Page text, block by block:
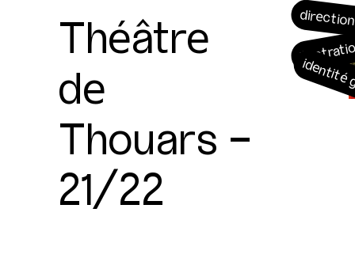
Théâtre
de
Thouars -
21/22